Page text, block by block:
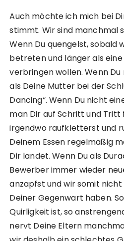
Auch möchte ich mich bei
stimmt. Wir sind manchmal
Wenn Du quengelst, sobald
betreten und länger als
verbringen wollen. Wenn
als Deine Mutter bei der
Dancing“. Wenn Du nicht
man Dir auf Schritt und Tritt
irgendwo raufkletterst und
Deinem Essen regelmäßig
Dir landet. Wenn Du als
Bewerber immer wieder
anzapfst und wir somit nicht
Deiner Gegenwart haben.
Quirligkeit ist, so
nervt Deine Eltern